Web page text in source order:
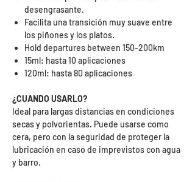
desengrasante.
Facilita una transición muy suave entre
los piñones y los platos.
Hold departures between 150-200km
15ml: hasta 10 aplicaciones
120ml: hasta 80 aplicaciones
¿CUANDO USARLO?
Ideal para largas distancias en condiciones
secas y polvorientas. Puede usarse como
cera, pero con la seguridad de proteger la
lubricación en caso de imprevistos con agua
y barro.